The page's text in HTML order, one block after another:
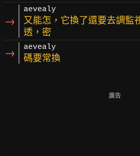
→
aevealy
又能怎，它換了還要去調監
透，密
→ aevealy
碼要常換
廣告